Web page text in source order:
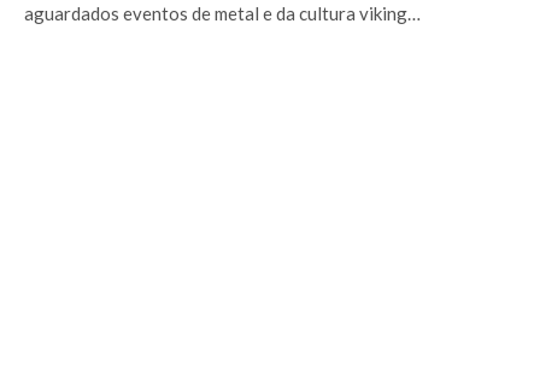
aguardados eventos de metal e da cultura viking…